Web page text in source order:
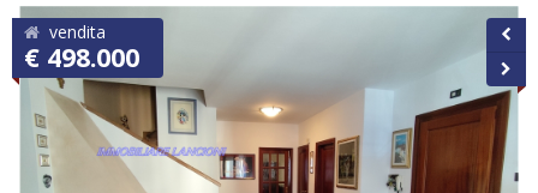
vendita
€ 498.000